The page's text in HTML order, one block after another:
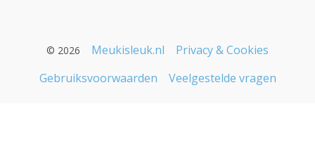
© 2026 Meukisleuk.nl
Privacy & Cookies
Gebruiksvoorwaarden
Veelgestelde vragen